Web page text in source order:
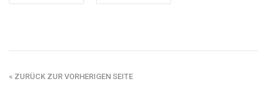
« ZURÜCK ZUR VORHERIGEN SEITE